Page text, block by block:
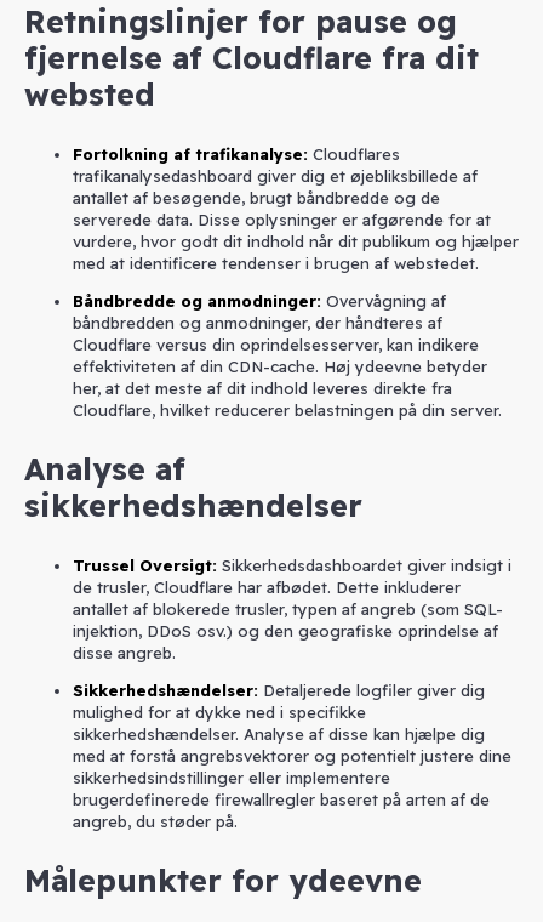
Retningslinjer for pause og
fjernelse af Cloudflare fra dit
websted
Fortolkning af trafikanalyse: Cloudflares
trafikanalysedashboard giver dig et øjebliksbillede af
antallet af besøgende, brugt båndbredde og de
serverede data. Disse oplysninger er afgørende for at
vurdere, hvor godt dit indhold når dit publikum og hjælper
med at identificere tendenser i brugen af webstedet.
Båndbredde og anmodninger: Overvågning af
båndbredden og anmodninger, der håndteres af
Cloudflare versus din oprindelsesserver, kan indikere
effektiviteten af din CDN-cache. Høj ydeevne betyder
her, at det meste af dit indhold leveres direkte fra
Cloudflare, hvilket reducerer belastningen på din server.
Analyse af
sikkerhedshændelser
Trussel Oversigt: Sikkerhedsdashboardet giver indsigt i
de trusler, Cloudflare har afbødet. Dette inkluderer
antallet af blokerede trusler, typen af angreb (som SQL-
injektion, DDoS osv.) og den geografiske oprindelse af
disse angreb.
Sikkerhedshændelser: Detaljerede logfiler giver dig
mulighed for at dykke ned i specifikke
sikkerhedshændelser. Analyse af disse kan hjælpe dig
med at forstå angrebsvektorer og potentielt justere dine
sikkerhedsindstillinger eller implementere
brugerdefinerede firewallregler baseret på arten af de
angreb, du støder på.
Målepunkter for ydeevne